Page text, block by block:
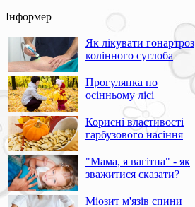
Інформер
Як лікувати гонартроз
колінного суглоба
Прогулянка по
осінньому лісі
Корисні властивості
гарбузового насіння
"Мама, я вагітна" - як
зважитися сказати?
Міозит м'язів спини